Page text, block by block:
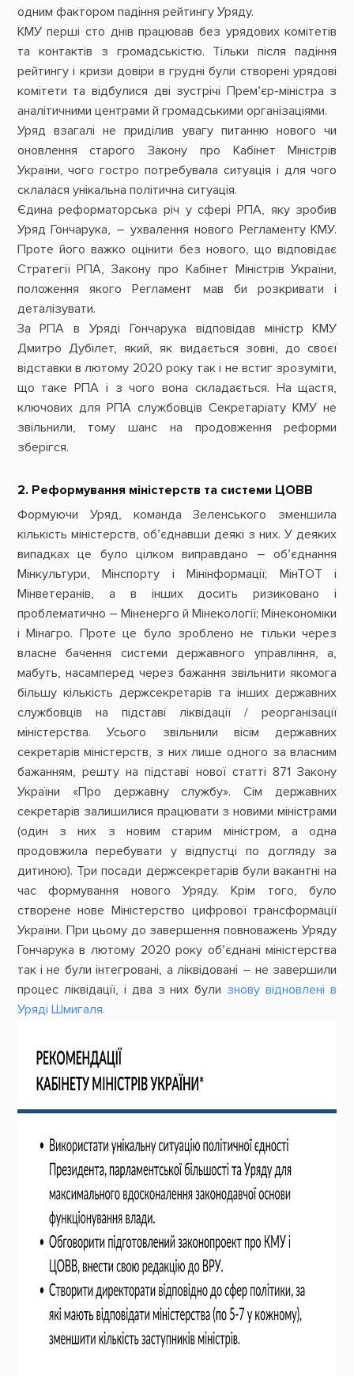
одним фактором падіння рейтингу Уряду.
КМУ перші сто днів працював без урядових комітетів
та контактів з громадськістю. Тільки після падіння
рейтингу і кризи довіри в грудні були створені урядові
комітети та відбулися дві зустрічі Прем’єр-міністра з
аналітичними центрами й громадськими організаціями.
Уряд взагалі не приділив увагу питанню нового чи
оновлення старого Закону про Кабінет Міністрів
України, чого гостро потребувала ситуація і для чого
склалася унікальна політична ситуація.
Єдина реформаторська річ у сфері РПА, яку зробив
Уряд Гончарука, – ухвалення нового Регламенту КМУ.
Проте його важко оцінити без нового, що відповідає
Стратегії РПА, Закону про Кабінет Міністрів України,
положення якого Регламент мав би розкривати і
деталізувати.
За РПА в Уряді Гончарука відповідав міністр КМУ
Дмитро Дубілет, який, як видається зовні, до своєї
відставки в лютому 2020 року так і не встиг зрозуміти,
що таке РПА і з чого вона складається. На щастя,
ключових для РПА службовців Секретаріату КМУ не
звільнили, тому шанс на продовження реформи
зберігся.
2. Реформування міністерств та системи ЦОВВ
Формуючи Уряд, команда Зеленського зменшила
кількість міністерств, об’єднавши деякі з них. У деяких
випадках це було цілком виправдано – об’єднання
Мінкультури, Мінспорту і Мінінформації; МінТОТ і
Мінветеранів, а в інших досить ризиковано і
проблематично – Міненерго й Мінекології; Мінекономіки
і Мінагро. Проте це було зроблено не тільки через
власне бачення системи державного управління, а,
мабуть, насамперед через бажання звільнити якомога
більшу кількість держсекретарів та інших державних
службовців на підставі ліквідації / реорганізації
міністерства. Усього звільнили вісім державних
секретарів міністерств, з них лише одного за власним
бажанням, решту на підставі нової статті 871 Закону
України «Про державну службу». Сім державних
секретарів залишилися працювати з новими міністрами
(один з них з новим старим міністром, а одна
продовжила перебувати у відпустці по догляду за
дитиною). Три посади держсекретарів були вакантні на
час формування нового Уряду. Крім того, було
створене нове Міністерство цифрової трансформації
України. При цьому до завершення повноважень Уряду
Гончарука в лютому 2020 року об’єднані міністерства
так і не були інтегровані, а ліквідовані – не завершили
процес ліквідації, і два з них були знову відновлені в
Уряді Шмигаля.